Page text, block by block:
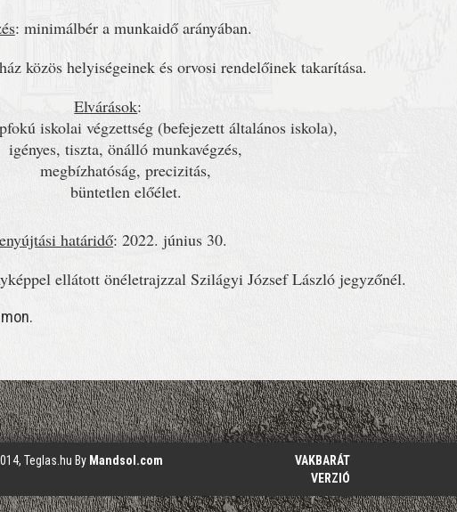
: minimálbér a munkaidő arányában.
közös helyiségeinek és orvosi rendelőinek takarítása.
Elvárások:
iskolai végzettség (befejezett általános iskola),
igényes, tiszta, önálló munkavégzés,
megbízhatóság, precizitás,
büntetlen előélet.
határidő: 2022. június 30.
ellátott önéletrajzzal Szilágyi József László jegyzőnél.
Teglas.hu By Mandsol.com
VAKBARÁT
VERZIÓ